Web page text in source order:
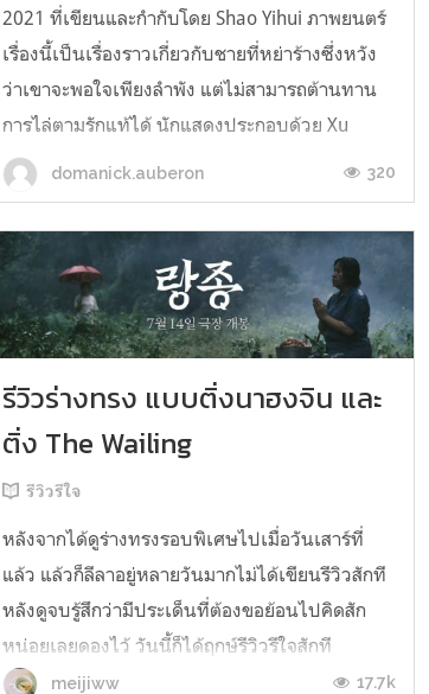
2021 ที่เขียนและกำกับโดย Shao Yihui ภาพยนตร์
เรื่องนี้เป็นเรื่องราวเกี่ยวกับชายที่หย่าร้างซึ่งหวัง
ว่าเขาจะพอใจเพียงลำพัง แต่ไม่สามารถต้านทาน
การไล่ตามรักแท้ได้ นักแสดงประกอบด้วย Xu
Zheng, Ma Yili, Wu Yue, Ni Hongjie, Zhou
Yemang, Huang Minghao และ Wang Yinglu ...
domanick.auberon 320
รีวิวร่างทรง แบบติ่งนาฮงจิน และ
ติ่ง The Wailing
รีวิวรีใจ
หลังจากได้ดูร่างทรงรอบพิเศษไปเมื่อวันเสาร์ที่
แล้ว แล้วก็ลีลาอยู่หลายวันมากไม่ได้เขียนรีวิวสักที
หลังดูจบรู้สึกว่ามีประเด็นที่ต้องขอย้อนไปคิดสัก
หน่อยเลยดองไว้ วันนี้ก็ได้ฤกษ์รีวิวรีใจสักที
เนื่องจากเป็นติ่งนาฮงจิน ต้องขอจั่วหัวไว้ก่อนว่าดู
meijiww 17.7k